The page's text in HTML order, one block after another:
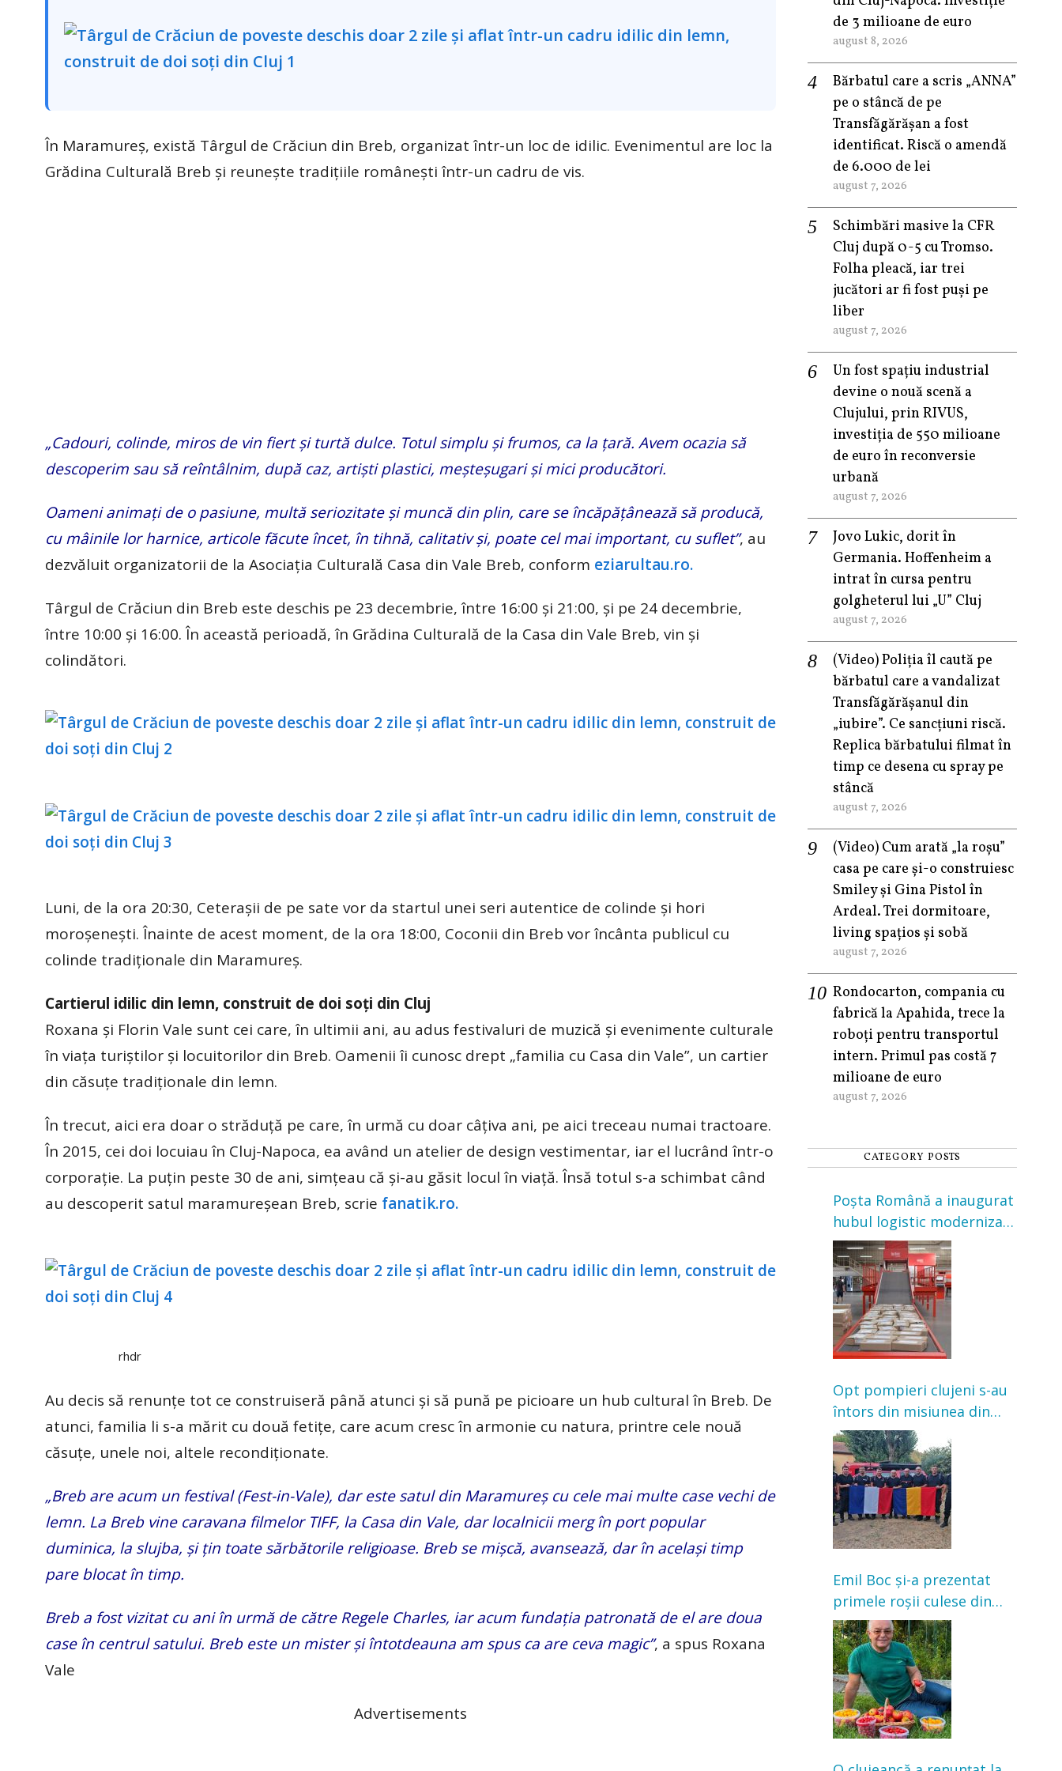
În Maramureș, există Târgul de Crăciun din Breb, organizat într-un loc de idilic. Evenimentul are loc la
Grădina Culturală Breb și reunește tradițiile românești într-un cadru de vis.
„Cadouri, colinde, miros de vin fiert și turtă dulce. Totul simplu și frumos, ca la țară. Avem ocazia să
descoperim sau să reîntâlnim, după caz, artiști plastici, meșteșugari și mici producători.
Oameni animați de o pasiune, multă seriozitate și muncă din plin, care se încăpățânează să producă,
cu mâinile lor harnice, articole făcute încet, în tihnă, calitativ și, poate cel mai important, cu suflet”, au
dezvăluit organizatorii de la Asociația Culturală Casa din Vale Breb, conform eziarultau.ro.
Târgul de Crăciun din Breb este deschis pe 23 decembrie, între 16:00 și 21:00, și pe 24 decembrie,
între 10:00 și 16:00. În această perioadă, în Grădina Culturală de la Casa din Vale Breb, vin și
colindători.
Luni, de la ora 20:30, Ceterașii de pe sate vor da startul unei seri autentice de colinde și hori
moroșenești. Înainte de acest moment, de la ora 18:00, Coconii din Breb vor încânta publicul cu
colinde tradiționale din Maramureș.
Cartierul idilic din lemn, construit de doi soți din Cluj
Roxana și Florin Vale sunt cei care, în ultimii ani, au adus festivaluri de muzică și evenimente culturale
în viața turiștilor și locuitorilor din Breb. Oamenii îi cunosc drept „familia cu Casa din Vale”, un cartier
din căsuțe tradiționale din lemn.
În trecut, aici era doar o străduță pe care, în urmă cu doar câțiva ani, pe aici treceau numai tractoare.
În 2015, cei doi locuiau în Cluj-Napoca, ea având un atelier de design vestimentar, iar el lucrând într-o
corporație. La puțin peste 30 de ani, simțeau că și-au găsit locul în viață. Însă totul s-a schimbat când
au descoperit satul maramureșean Breb, scrie fanatik.ro.
rhdr
Au decis să renunțe tot ce construiseră până atunci și să pună pe picioare un hub cultural în Breb. De
atunci, familia li s-a mărit cu două fetițe, care acum cresc în armonie cu natura, printre cele nouă
căsuțe, unele noi, altele recondiționate.
„Breb are acum un festival (Fest-in-Vale), dar este satul din Maramureș cu cele mai multe case vechi de
lemn. La Breb vine caravana filmelor TIFF, la Casa din Vale, dar localnicii merg în port popular
duminica, la slujba, și țin toate sărbătorile religioase. Breb se mișcă, avansează, dar în același timp
pare blocat în timp.
Breb a fost vizitat cu ani în urmă de către Regele Charles, iar acum fundația patronată de el are doua
case în centrul satului. Breb este un mister și întotdeauna am spus ca are ceva magic”, a spus Roxana
Vale
Advertisements
de 3 milioane de euro
august 8, 2026
Bărbatul care a scris „ANNA”
pe o stâncă de pe
Transfăgărășan a fost
identificat. Riscă o amendă
de 6.000 de lei
august 7, 2026
Schimbări masive la CFR
Cluj după 0-5 cu Tromso.
Folha pleacă, iar trei
jucători ar fi fost puși pe
liber
august 7, 2026
Un fost spațiu industrial
devine o nouă scenă a
Clujului, prin RIVUS,
investiția de 550 milioane
de euro în reconversie
urbană
august 7, 2026
Jovo Lukic, dorit în
Germania. Hoffenheim a
intrat în cursa pentru
golgheterul lui „U” Cluj
august 7, 2026
(Video) Poliția îl caută pe
bărbatul care a vandalizat
Transfăgărășanul din
„iubire”. Ce sancțiuni riscă.
Replica bărbatului filmat în
timp ce desena cu spray pe
stâncă
august 7, 2026
(Video) Cum arată „la roşu”
casa pe care şi-o construiesc
Smiley şi Gina Pistol în
Ardeal. Trei dormitoare,
living spațios și sobă
august 7, 2026
Rondocarton, compania cu
fabrică la Apahida, trece la
roboți pentru transportul
intern. Primul pas costă 7
milioane de euro
august 7, 2026
CATEGORY POSTS
Poșta Română a inaugurat
hubul logistic modernizat
din Cluj-Napoca. Investiție
de 3 milioane de euro
Opt pompieri clujeni s-au
întors din misiunea din
Franța. Au intervenit la
incendii de vegetație și
pădure
Emil Boc și-a prezentat
primele roșii culese din
grădină: „Niciun magazin
nu poate oferi această
satisfacție”